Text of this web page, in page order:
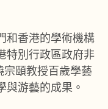
和香港的學術機構
特別行政區政府非
頤教授百歲學藝
與游藝的成果。